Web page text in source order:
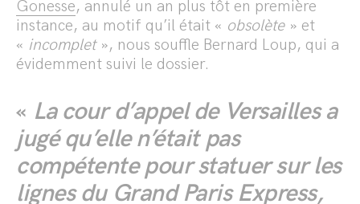
Gonesse, annulé un an plus tôt en première
instance, au motif qu’il était « obsolète» et
« incomplet», nous souffle Bernard Loup, qui a
évidemment suivi le dossier.
« La cour d’appel de Versailles a
jugé qu’elle n’était pas
compétente pour statuer sur les
lignes du Grand Paris Express,